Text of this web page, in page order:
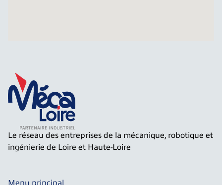
Le réseau des entreprises de la mécanique, robotique et
ingénierie de Loire et Haute-Loire
Menu principal